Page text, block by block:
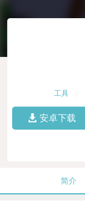
工具
安卓下载
简介